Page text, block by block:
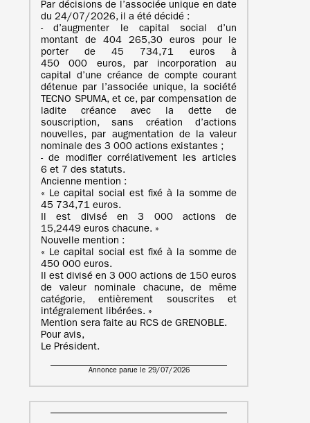
Par décisions de l’associée unique en date
du 24/07/2026, il a été décidé :
- d’augmenter le capital social d’un
montant de 404 265,30 euros pour le
porter de 45 734,71 euros à
450 000 euros, par incorporation au
capital d’une créance de compte courant
détenue par l’associée unique, la société
TECNO SPUMA, et ce, par compensation de
ladite créance avec la dette de
souscription, sans création d’actions
nouvelles, par augmentation de la valeur
nominale des 3 000 actions existantes ;
- de modifier corrélativement les articles
6 et 7 des statuts.
Ancienne mention :
« Le capital social est fixé à la somme de
45 734,71 euros.
Il est divisé en 3 000 actions de
15,2449 euros chacune. »
Nouvelle mention :
« Le capital social est fixé à la somme de
450 000 euros.
Il est divisé en 3 000 actions de 150 euros
de valeur nominale chacune, de même
catégorie, entièrement souscrites et
intégralement libérées. »
Mention sera faite au RCS de GRENOBLE.
Pour avis,
Le Président.
Annonce parue le 29/07/2026